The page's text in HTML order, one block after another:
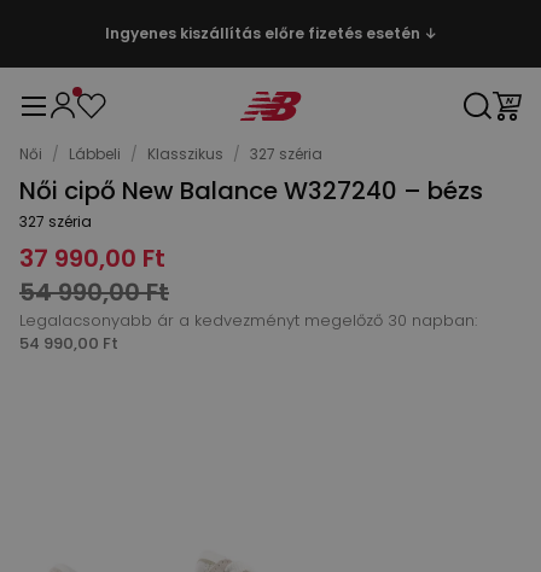
Ingyenes kiszállítás előre fizetés esetén ↓
Női / Lábbeli / Klasszikus / 327 széria
Női cipő New Balance W327240 – bézs
327 széria
37 990,00 Ft
54 990,00 Ft
Legalacsonyabb ár a kedvezményt megelőző 30 napban:
54 990,00 Ft